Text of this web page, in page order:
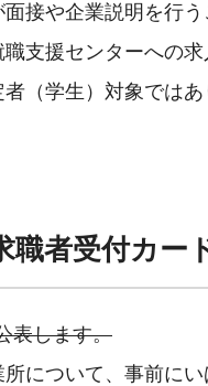
接や企業説明を行
支援センターへの求
（学生）対象ではあ
職者受付カー
表します。
について、事前に